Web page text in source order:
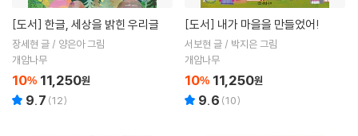
[도서] 한글, 세상을 밝힌 우리글
장세현 글 / 양은아 그림
개암나무
10% 11,250원
9.7 (12)
[도서] 내가 마을을 만들었어!
서보현 글 / 박지은 그림
개암나무
10% 11,250원
9.6 (10)